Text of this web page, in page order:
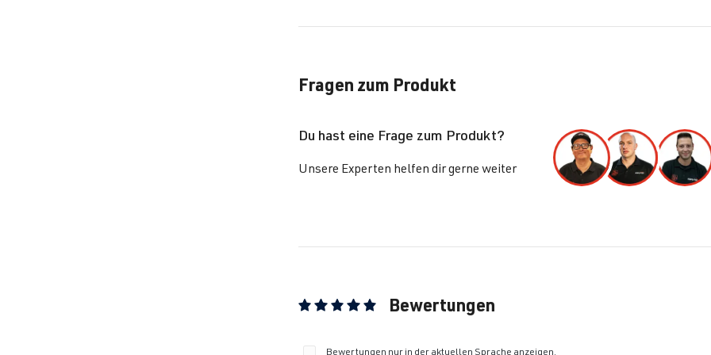
B6 (Typ 3C) | BJ 2005-2010
Fragen zum Produkt
Du hast eine Frage zum Produkt?
Unsere Experten helfen dir gerne weiter
Bewertungen
Bewertungen nur in der aktuellen Sprache anzeigen.